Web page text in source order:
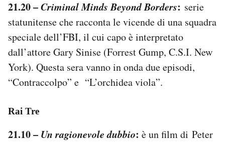
21.20 –Criminal Minds Beyond Borders: serie
statunitense che racconta le vicende di una squadra
speciale dell’FBI, il cui capo è interpretato
dall’attore Gary Sinise (Forrest Gump, C.S.I. New
York). Questa sera vanno in onda due episodi,
“Contraccolpo” e “L’orchidea viola”.
Rai Tre
21.10 – Un ragionevole dubbio: è un film di Peter